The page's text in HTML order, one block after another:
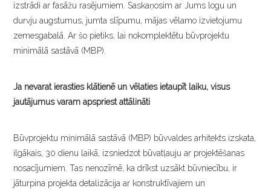
izstrādi ar fasāžu rasējumiem. Saskaņosim ar Jums logu un
durvju augstumus, jumta slīpumu, mājas vēlamo izvietojumu
zemesgabalā. Ar šo pietiks, lai nokomplektētu būvprojektu
minimālā sastāvā (MBP).
Ja nevarat ierasties klātienē un vēlaties ietaupīt laiku, visus
jautājumus varam apspriest attālināti
Būvprojektu minimālā sastāvā (MBP) būvvaldes arhitekts izskata,
ilgākais, 30 dienu laikā, izsniedzot būvatļauju ar projektēšanas
nosacījumiem. Tas nenozīmē, ka drīkst uzsākt būvniecību, ir
jāturpina projekta detalizācija ar konstruktīvajiem un